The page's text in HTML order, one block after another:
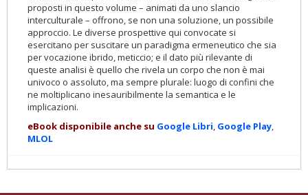
proposti in questo volume – animati da uno slancio
interculturale – offrono, se non una soluzione, un possibile
approccio. Le diverse prospettive qui convocate si
esercitano per suscitare un paradigma ermeneutico che sia
per vocazione ibrido, meticcio; e il dato più rilevante di
queste analisi è quello che rivela un corpo che non è mai
univoco o assoluto, ma sempre plurale: luogo di confini che
ne moltiplicano inesauribilmente la semantica e le
implicazioni.
eBook disponibile anche su Google Libri, Google Play,
MLOL